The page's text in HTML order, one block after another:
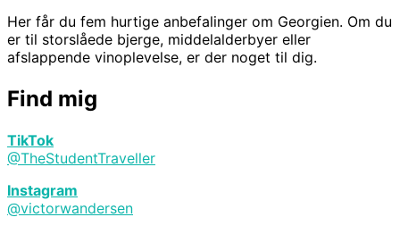
Her får du fem hurtige anbefalinger om Georgien. Om du
er til storslåede bjerge, middelalderbyer eller
afslappende vinoplevelse, er der noget til dig.
Find mig
TikTok
@TheStudentTraveller
Instagram
@victorwandersen